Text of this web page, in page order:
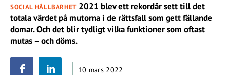
SOCIAL HÅLLBARHET 2021 blev ett rekordår sett till det
totala värdet på mutorna i de rättsfall som gett fällande
domar. Och det blir tydligt vilka funktioner som oftast
mutas – och döms.
10 mars 2022